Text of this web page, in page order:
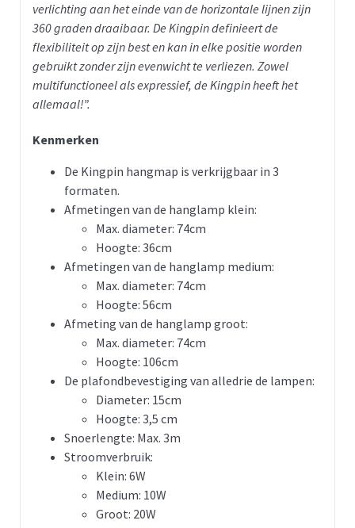
verlichting aan het einde van de horizontale lijnen zijn
360 graden draaibaar. De Kingpin definieert de
flexibiliteit op zijn best en kan in elke positie worden
gebruikt zonder zijn evenwicht te verliezen. Zowel
multifunctioneel als expressief, de Kingpin heeft het
allemaal!”.
Kenmerken
De Kingpin hangmap is verkrijgbaar in 3
formaten.
Afmetingen van de hanglamp klein:
Max. diameter: 74cm
Hoogte: 36cm
Afmetingen van de hanglamp medium:
Max. diameter: 74cm
Hoogte: 56cm
Afmeting van de hanglamp groot:
Max. diameter: 74cm
Hoogte: 106cm
De plafondbevestiging van alledrie de lampen:
Diameter: 15cm
Hoogte: 3,5 cm
Snoerlengte: Max. 3m
Stroomverbruik:
Klein: 6W
Medium: 10W
Groot: 20W